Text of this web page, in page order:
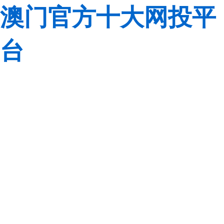
澳门官方十大网投平
台